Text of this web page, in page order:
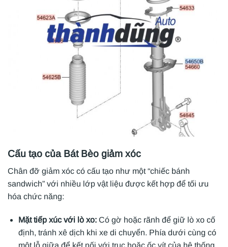
Cấu tạo của Bát Bèo giảm xóc
Chân đỡ giảm xóc có cấu tạo như một “chiếc bánh
sandwich” với nhiều lớp vật liệu được kết hợp để tối ưu
hóa chức năng:
Mặt tiếp xúc với lò xo: Có gờ hoặc rãnh để giữ lò xo cố
định, tránh xê dịch khi xe di chuyển. Phía dưới cùng có